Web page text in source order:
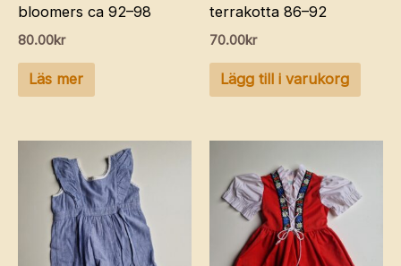
bloomers ca 92–98
80.00kr
Läs mer
terrakotta 86–92
70.00kr
Lägg till i varukorg